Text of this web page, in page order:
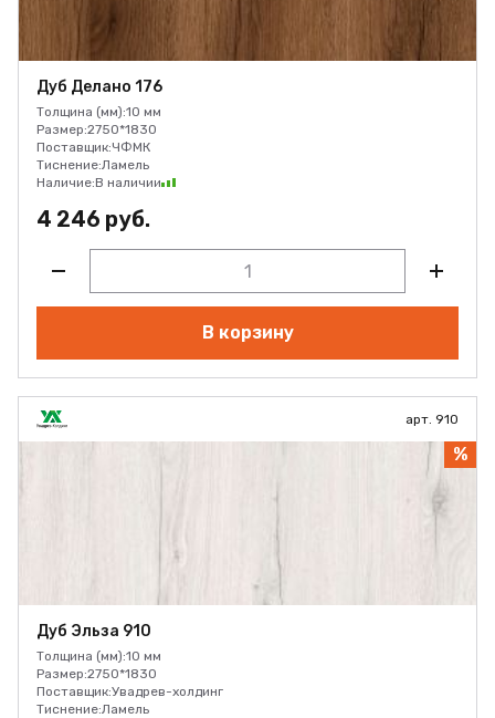
Дуб Делано 176
Толщина (мм):10 мм
Размер:2750*1830
Поставщик:ЧФМК
Тиснение:Ламель
Наличие:В наличии
4 246 руб.
В корзину
арт. 910
%
Дуб Эльза 910
Толщина (мм):10 мм
Размер:2750*1830
Поставщик:Увадрев-холдинг
Тиснение:Ламель